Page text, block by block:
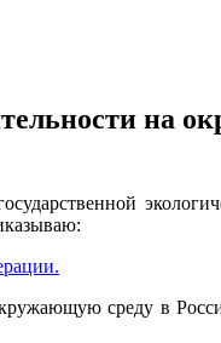
на
среду в